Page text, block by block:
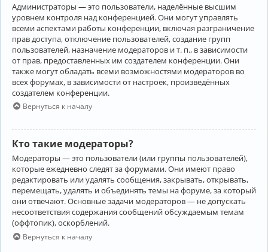
Администраторы — это пользователи, наделённые высшим
уровнем контроля над конференцией. Они могут управлять
всеми аспектами работы конференции, включая разграничение
прав доступа, отключение пользователей, создание групп
пользователей, назначение модераторов и т. п., в зависимости
от прав, предоставленных им создателем конференции. Они
также могут обладать всеми возможностями модераторов во
всех форумах, в зависимости от настроек, произведённых
создателем конференции.
Вернуться к началу
Кто такие модераторы?
Модераторы — это пользователи (или группы пользователей),
которые ежедневно следят за форумами. Они имеют право
редактировать или удалять сообщения, закрывать, открывать,
перемещать, удалять и объединять темы на форуме, за который
они отвечают. Основные задачи модераторов — не допускать
несоответствия содержания сообщений обсуждаемым темам
(оффтопик), оскорблений.
Вернуться к началу